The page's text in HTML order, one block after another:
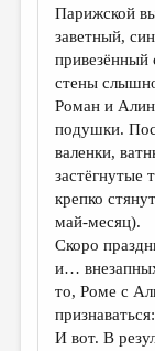
КОНКУРСЫ
ДЕТСКАЯ
КНИЖНАЯ
ОБЗОР
СТРАНИЦЫ
ОБЪЯВЛЕНИЯ
РЕДКОЛЛЕГИЯ
ОТ РЕДАКЦИИ
Парижской
заветный,
привезённый
стены
Роман и
подушки.
валенки,
крепко
май-месяц).
Скоро
и…
то, Роме с
И вот. В